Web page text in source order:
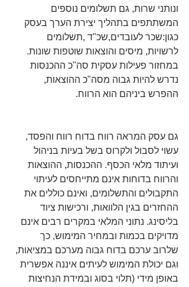
ונותני שרות, גם תשלומים נוספים
המשתתפים בתהליך יצירת הערך בעסק
כגון:שכר לעובדים,שכ"ד ,תשלומים
לרשויות, מיסים והוצאות שוטפות שונות.
במחזור פעילות עסקית סה"כ ההכנסות
נדרש להיות גבוה מסה"כ ההוצאות,
ההפרש ביניהם הוא הרווח.
גם עסק המראה רווח בדוח רווח והפסד,
עשוי לסבול ולקרוס בשל בעיות בניהול
ועיתוד מלאי הכסף. ההכנסות, ההוצאות
והרווח בדוחות אינם מתייחסים לעיתוי
התקבולים והתשלומים, ואינם כוללים את
ההחזרים בגין הלוואות, ורכישות ציוד
בליסינג. נתוני המלאי במקרים רבים אינם
מדויקים בכמות ובמחיר המימוש, כך
שלרוב ערכם בדוח גבוה מערכם במציאות,
וגם יכולת המימוש לעיתים איננה אפשרית
באופן מידי (תלוי בסוג ובמידת הנחיצות